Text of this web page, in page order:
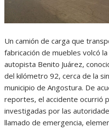
Un camión de carga que
fabricación de muebles volcó
autopista Benito Juárez,
del kilómetro 92, cerca de la
municipio de Angostura. De
reportes, el accidente ocurrió
investigadas por las
llamado de emergencia,